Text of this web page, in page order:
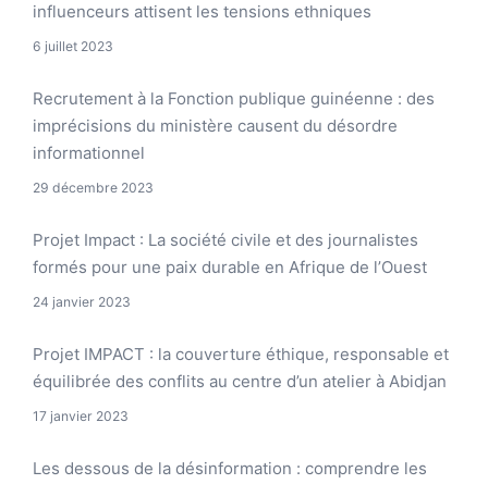
influenceurs attisent les tensions ethniques
6 juillet 2023
Recrutement à la Fonction publique guinéenne : des
imprécisions du ministère causent du désordre
informationnel
29 décembre 2023
Projet Impact : La société civile et des journalistes
formés pour une paix durable en Afrique de l’Ouest
24 janvier 2023
Projet IMPACT : la couverture éthique, responsable et
équilibrée des conflits au centre d’un atelier à Abidjan
17 janvier 2023
Les dessous de la désinformation : comprendre les